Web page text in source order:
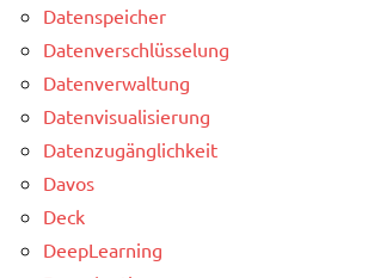
Datenspeicher
Datenverschlüsselung
Datenverwaltung
Datenvisualisierung
Datenzugänglichkeit
Davos
Deck
DeepLearning